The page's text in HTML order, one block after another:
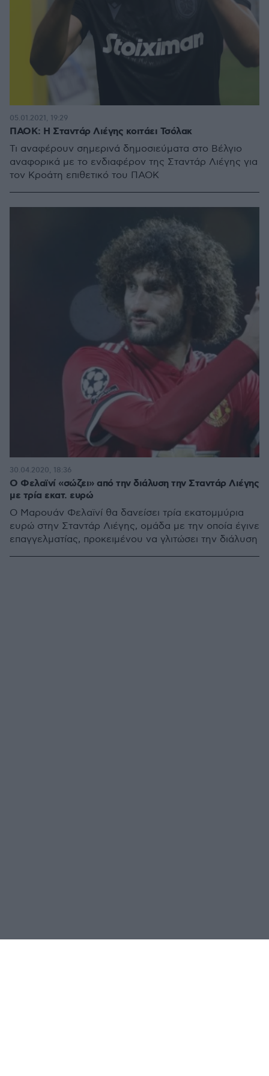
ΠΑΟΚ: Η Σταντάρ Λιέγης κοιτάει Τσόλακ
Τι αναφέρουν σημερινά δημοσιεύματα στο Βέλγιο
αναφορικά με το ενδιαφέρον της Σταντάρ Λιέγης για
τον Κροάτη επιθετικό του ΠΑΟΚ
05.01.2021, 19:29
Ο Φελαϊνί «σώζει» από την διάλυση την Σταντάρ Λιέγης
με τρία εκατ. ευρώ
Ο Μαρουάν Φελαϊνί θα δανείσει τρία εκατομμύρια
ευρώ στην Σταντάρ Λιέγης, ομάδα με την οποία έγινε
επαγγελματίας, προκειμένου να γλιτώσει την διάλυση
30.04.2020, 18:36